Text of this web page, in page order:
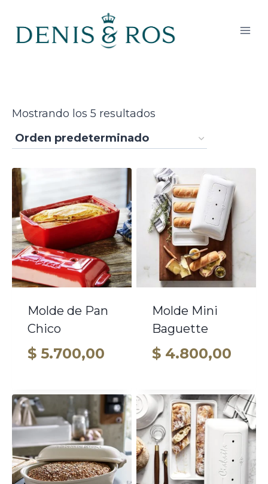
contenido
Mostrando los 5 resultados
Molde de Pan
Chico
$ 5.700,00
Molde Mini
Baguette
$ 4.800,00